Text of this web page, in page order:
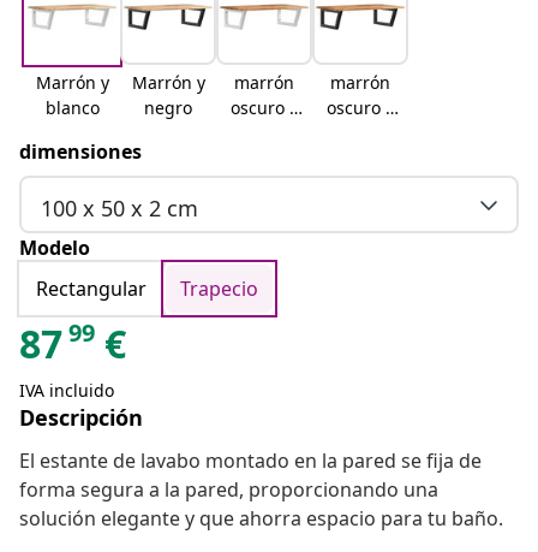
Marrón y
blanco
Marrón y
negro
marrón
oscuro y
marrón
oscuro y
dimensiones
100 x 50 x 2 cm
Modelo
Rectangular
Trapecio
8799 €
IVA incluido
Descripción
El estante de lavabo montado en la pared se fija de
forma segura a la pared, proporcionando una
solución elegante y que ahorra espacio para tu baño.